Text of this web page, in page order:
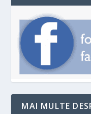
MAI MULTE